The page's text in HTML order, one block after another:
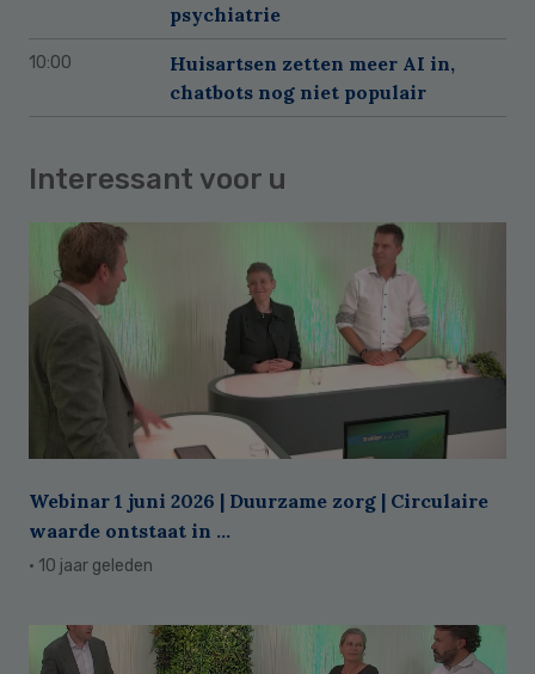
psychiatrie
10:00
Huisartsen zetten meer AI in,
chatbots nog niet populair
Interessant voor u
Webinar 1 juni 2026 | Duurzame zorg | Circulaire
waarde ontstaat in ...
· 10 jaar geleden